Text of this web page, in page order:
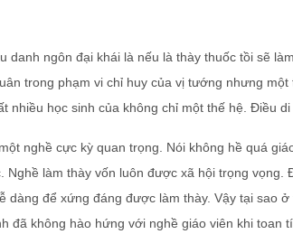
danh ngôn đại khái là nếu là thày thuốc tồi sẽ
trong phạm vi chỉ huy của vị tướng nhưng
nhiều học sinh của không chỉ một thế hệ. Điều
nghề cực kỳ quan trọng. Nói không hề quá
Nghề làm thày vốn luôn được xã hội trọng
dàng để xứng đáng được làm thày. Vậy tại sao
đã không hào hứng với nghề giáo viên khi